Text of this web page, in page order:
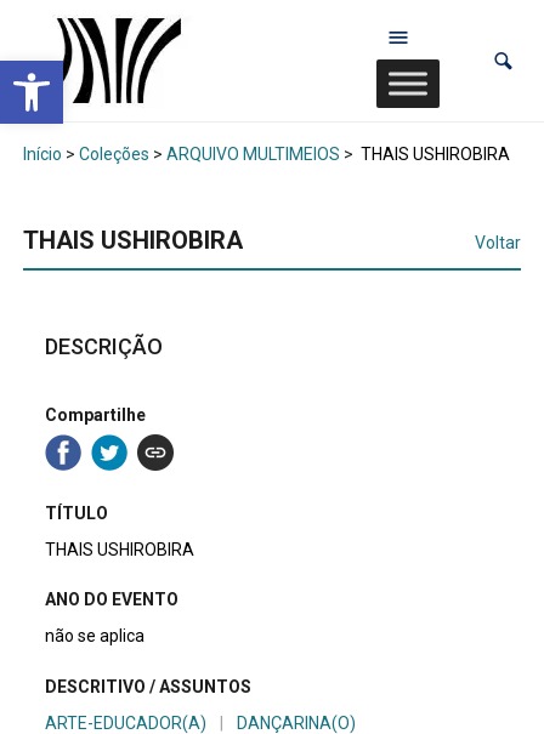
Abrir a barra de ferramentas
Início > Coleções > ARQUIVO MULTIMEIOS > THAIS USHIROBIRA
THAIS USHIROBIRA Voltar
DESCRIÇÃO
Compartilhe
TÍTULO
THAIS USHIROBIRA
ANO DO EVENTO
não se aplica
DESCRITIVO / ASSUNTOS
ARTE-EDUCADOR(A)
DANÇARINA(O)